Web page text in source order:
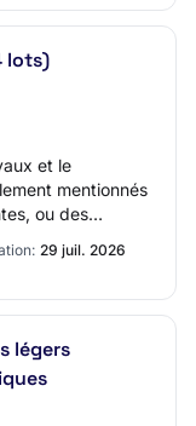
lots)
et le
mentionnés
ou des
29 juil. 2026
légers